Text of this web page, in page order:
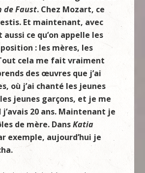
de Faust. Chez Mozart, ce
Et maintenant, avec
aussi ce qu’on appelle les
: les mères, les
cela me fait vraiment
des œuvres que j’ai
où j’ai chanté les jeunes
jeunes garçons, et je me
20 ans. Maintenant je
de mère. DansKatia
exemple, aujourd’hui je